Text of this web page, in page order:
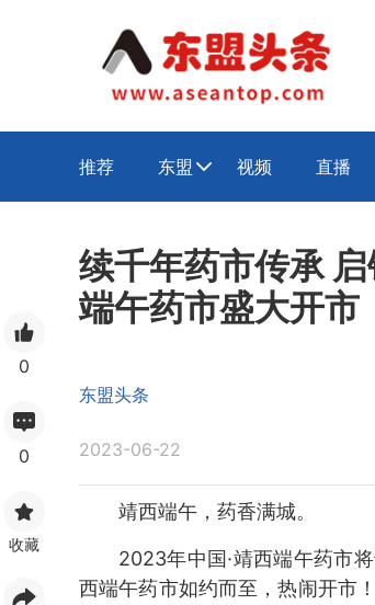
推荐 东盟  视频 直播
0
0
收藏
续千年药市传承
端午药市盛大开市
东盟头条
2023-06-22
靖西端午，药香满城。
2023年中国·靖西端午药市
西端午药市如约而至，热闹开市